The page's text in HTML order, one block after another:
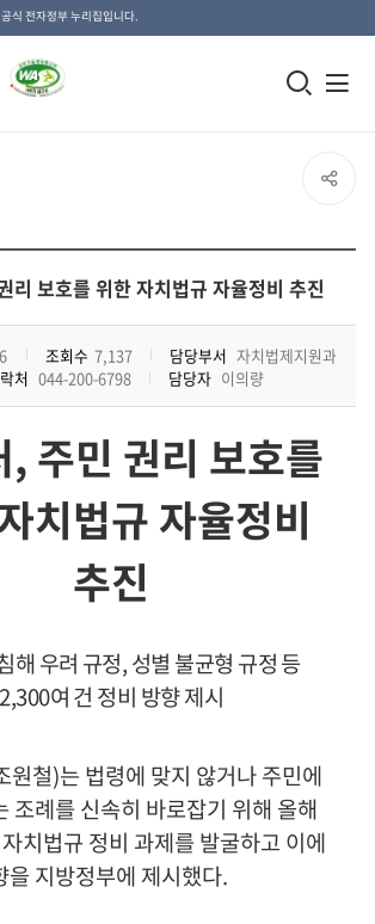
식 전자정부 누리집입니다.
모
기
SNS
열
리 보호를 위한 자치법규 자율정비 추진
조회수 7,137 담당부서 자치법제지원과
처 044-200-6798 담당자 이의량
,주민 권리 보호를
치법규 자율정비
추진
해 우려 규정,성별 불균형 규정 등
2,300여 건 정비 방향 제시
원철)는 법령에 맞지 않거나 주민에
조례를 신속히 바로잡기 위해 올해
치법규 정비 과제를 발굴하고 이에
을 지방정부에 제시했다.